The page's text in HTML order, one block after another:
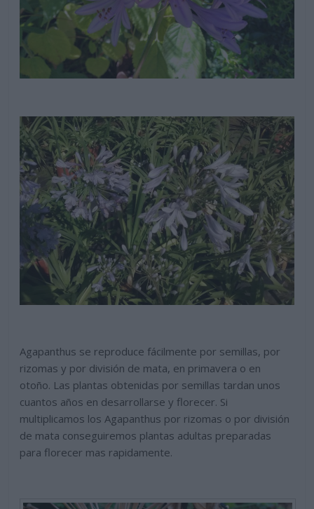
Agapanthus se reproduce fácilmente por semillas, por
rizomas y por división de mata, en primavera o en
otoño. Las plantas obtenidas por semillas tardan unos
cuantos años en desarrollarse y florecer. Si
multiplicamos los Agapanthus por rizomas o por división
de mata conseguiremos plantas adultas preparadas
para florecer mas rapidamente.